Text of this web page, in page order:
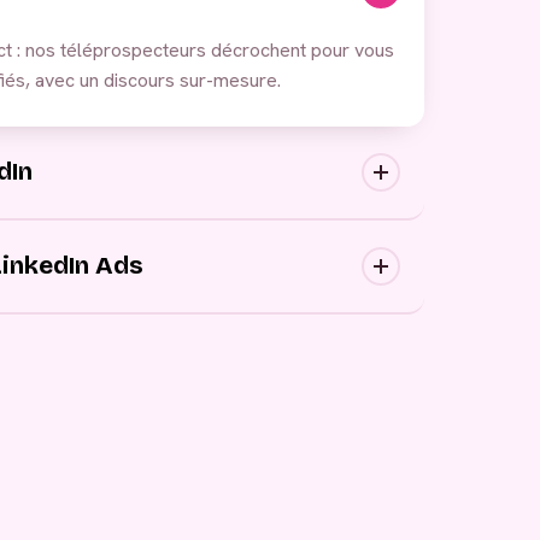
: nos téléprospecteurs décrochent pour vous
avec un discours sur-mesure.
canaux, avec des messages personnalisés.
Ads